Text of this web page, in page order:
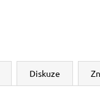
Diskuze